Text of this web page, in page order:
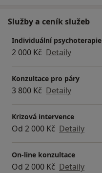
Služby a ceník služeb
Individuální psychoterapie
2 000 Kč Detaily
Konzultace pro páry
3 800 Kč Detaily
Krizová intervence
Od 2 000 Kč Detaily
On-line konzultace
Od 2 000 Kč Detaily